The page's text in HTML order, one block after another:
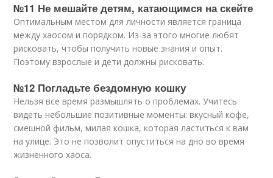
№11 Не мешайте детям, катающимся на скейте
Оптимальным местом для личности является граница
между хаосом и порядком. Из-за этого многие любят
рисковать, чтобы получить новые знания и опыт.
Поэтому взрослые и дети должны рисковать.
№12 Погладьте бездомную кошку
Нельзя все время размышлять о проблемах. Учитесь
видеть небольшие позитивные моменты: вкусный кофе,
смешной фильм, милая кошка, которая ластиться к вам
на улице. Это не позволит опуститься на дно во время
жизненного хаоса.